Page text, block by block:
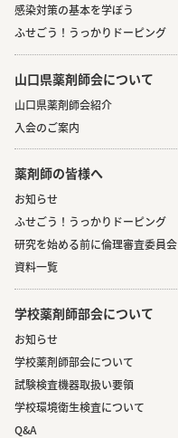
感染対策の基本を学ぼう
ふせごう！うっかりドーピング
山口県薬剤師会について
山口県薬剤師会紹介
入会のご案内
薬剤師の皆様へ
お知らせ
ふせごう！うっかりドーピング
研究を始める前に倫理審査委員会
資料一覧
学校薬剤師部会について
お知らせ
学校薬剤師部会について
試験検査機器取扱い要領
学校環境衛生検査について
Q&A